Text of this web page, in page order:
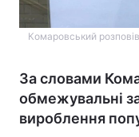
Комаровський
За словами
обмежувальні
вироблення